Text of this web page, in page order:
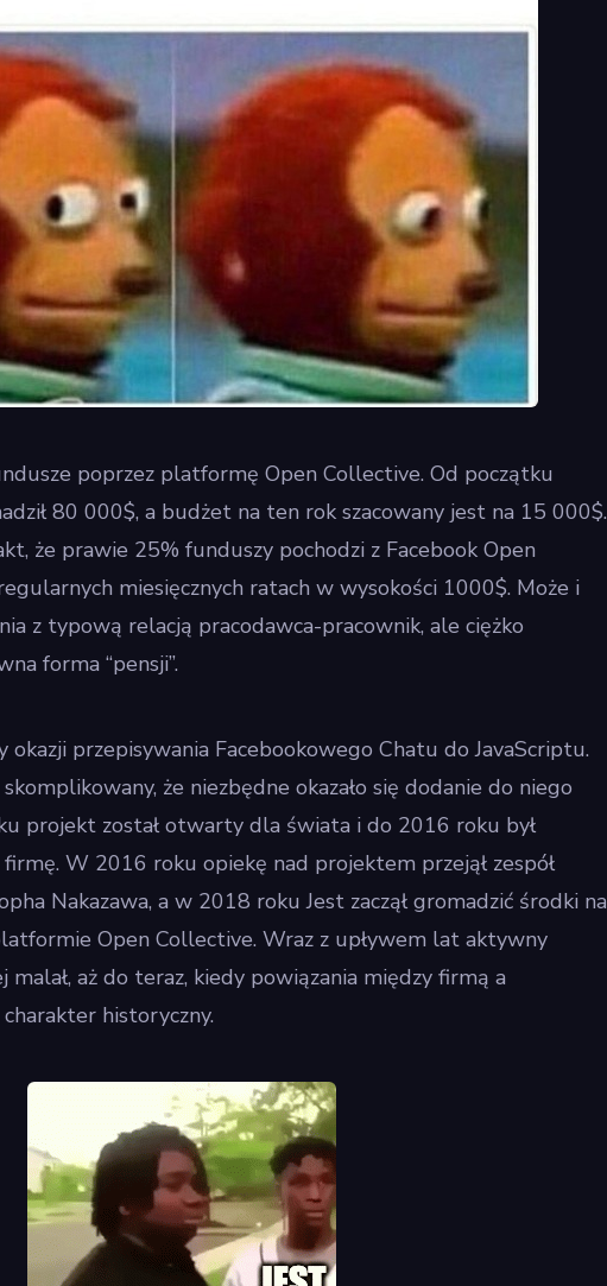
poprzez platformę Open Collective. Od początku
80 000$, a budżet na ten rok szacowany jest na 15 000$.
że prawie 25% funduszy pochodzi z Facebook Open
miesięcznych ratach w wysokości 1000$. Może i
z typową relacją pracodawca-pracownik, ale ciężko
forma “pensji”.
przepisywania Facebookowego Chatu do JavaScriptu.
że niezbędne okazało się dodanie do niego
projekt został otwarty dla świata i do 2016 roku był
W 2016 roku opiekę nad projektem przejął zespół
Nakazawa, a w 2018 roku Jest zaczął gromadzić środki na
Open Collective. Wraz z upływem lat aktywny
malał, aż do teraz, kiedy powiązania między firmą a
historyczny.